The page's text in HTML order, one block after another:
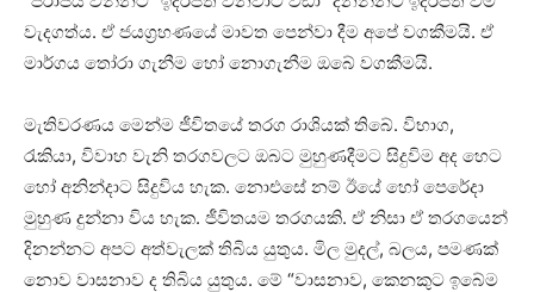
වැදගත්ය. ඒ ජයග්‍රහණයේ මාවත පෙන්වා දීම අපේ වගකීමයි. ඒ
මාර්ගය තෝරා ගැනීම හෝ නොගැනීම ඔබේ වගකීමයි.
මැතිවරණය මෙන්ම ජීවිතයේ තරග රාශියක්‌ තිබේ. විභාග,
රැකියා, විවාහ වැනි තරගවලට ඔබට මුහුණදීමට සිදුවිම අද හෙට
හෝ අනින්දාට සිදුවිය හැක. නොඑසේ නම් ඊයේ හෝ පෙරේදා
මුහුණ දුන්නා විය හැක. ජීවිතයම තරගයකි. ඒ නිසා ඒ තරගයෙන්
දිනන්නට අපට අත්වැලක්‌ තිබිය යුතුය. මිල මුදල්, බලය, පමණක්‌
නොව වාසනාව ද තිබිය යුතුය. මේ “වාසනාව, කෙනකුට ඉබේම